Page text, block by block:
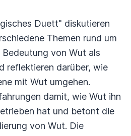
Duett" diskutieren
Themen rund um
von Wut als
reflektieren darüber, wie
mit Wut umgehen.
damit, wie Wut ihn
hat und betont die
von Wut. Die